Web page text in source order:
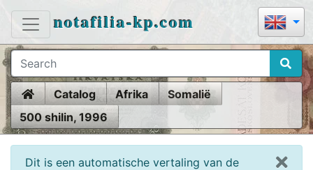
notafilia-kp.com
HomeCatalog Afrika
Somalië
500 shilin, 1996
Dit is een automatische vertaling van de